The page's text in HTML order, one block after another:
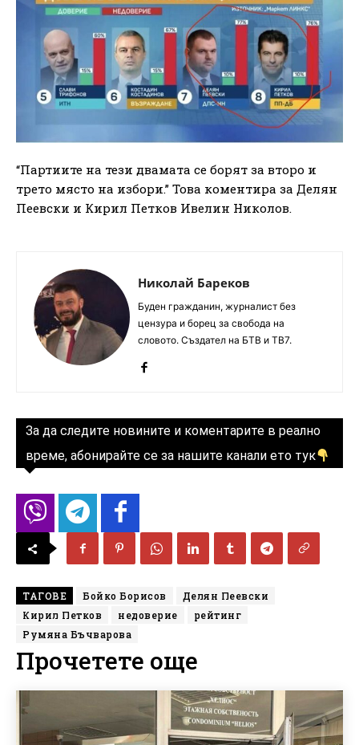
“Партиите на тези двамата се борят за второ и
трето място на избори.” Това коментира за Делян
Пеевски и Кирил Петков Ивелин Николов.
Николай Бареков
Буден гражданин, журналист без
цензура и борец за свобода на
словото. Създател на БТВ и ТВ7.
За да следите новините и коментарите в реално
време, абонирайте се за нашите канали ето тук
ТАГОВЕ Бойко Борисов
Делян Пеевски
Кирил Петков
недоверие
рейтинг
Румяна Бъчварова
Прочетете още